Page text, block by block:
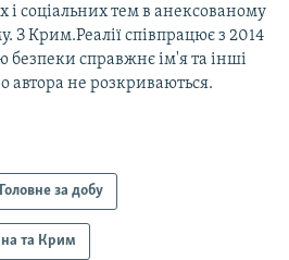
і соціальних тем в анексованому
З Крим.Реалії співпрацює з 2014
безпеки справжнє ім'я та інші
автора не розкриваються.
Головне за добу
та Крим